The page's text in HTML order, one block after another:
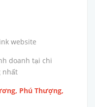
website
doanh tại chi
nhất
Phú Thượng,